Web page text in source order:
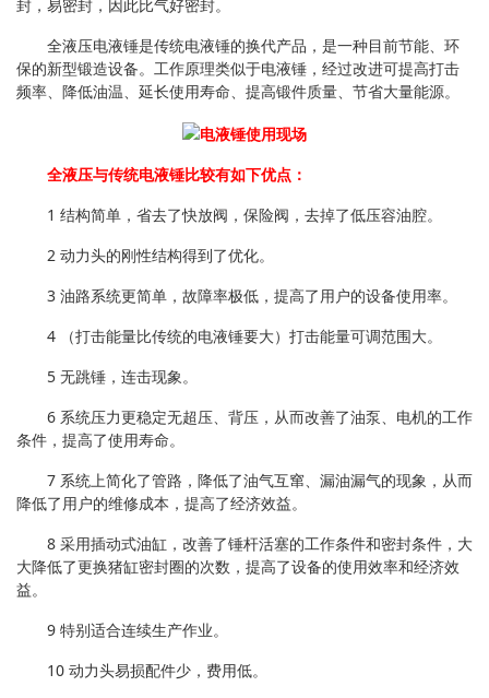
封，易密封，因此比气好密封。
全液压电液锤是传统电液锤的换代产品，是一种目前节能、环
保的新型锻造设备。工作原理类似于电液锤，经过改进可提高打击
频率、降低油温、延长使用寿命、提高锻件质量、节省大量能源。
全液压与传统电液锤比较有如下优点：
1 结构简单，省去了快放阀，保险阀，去掉了低压容油腔。
2 动力头的刚性结构得到了优化。
3 油路系统更简单，故障率极低，提高了用户的设备使用率。
4 （打击能量比传统的电液锤要大）打击能量可调范围大。
5 无跳锤，连击现象。
6 系统压力更稳定无超压、背压，从而改善了油泵、电机的工作
条件，提高了使用寿命。
7 系统上简化了管路，降低了油气互窜、漏油漏气的现象，从而
降低了用户的维修成本，提高了经济效益。
8 采用插动式油缸，改善了锤杆活塞的工作条件和密封条件，大
大降低了更换猪缸密封圈的次数，提高了设备的使用效率和经济效
益。
9 特别适合连续生产作业。
10 动力头易损配件少，费用低。